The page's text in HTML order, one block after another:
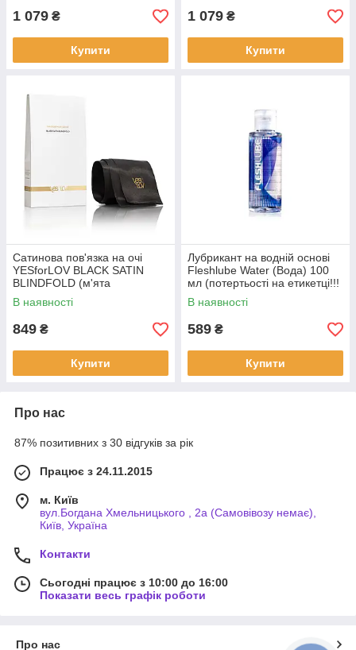
1 079 ₴
Купити
1 079 ₴
Купити
Сатинова пов'язка на очі
YESforLOV BLACK SATIN
BLINDFOLD (м'ята
упаковка!!!!
В наявності
849 ₴
Купити
Лубрикант на водній основі
Fleshlube Water (Вода) 100
мл (потертьості на етикетці!!!
В наявності
589 ₴
Купити
Про нас
87% позитивних з 30 відгуків за рік
Працює з 24.11.2015
м. Київ
вул.Богдана Хмельницького , 2а (Самовівозу немає),
Київ, Україна
Контакти
Сьогодні працює з 10:00 до 16:00
Показати весь графік роботи
Про нас